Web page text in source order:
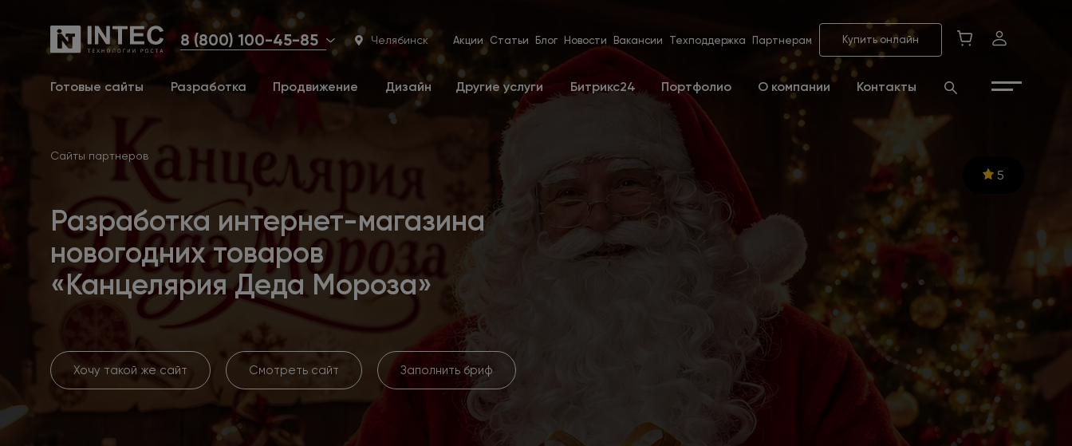
8 (800) 100-45-85 Челябинск Акции Статьи Блог Новости Вакансии Техподдержка Партнерам Купить онлайн
Готовые сайты Разработка Продвижение Дизайн Другие услуги Битрикс24 Портфолио О компании Контакты
Сайты партнеров
Разработка интернет-магазина
новогодних товаров
«Канцелярия Деда Мороза»
Хочу такой же сайт Смотреть сайт Заполнить бриф
5